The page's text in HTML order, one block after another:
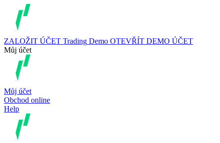
ZALOŽIT ÚČET Trading Demo OTEVŘÍT DEMO ÚČET
Můj účet
Můj účet
Obchod online
Help